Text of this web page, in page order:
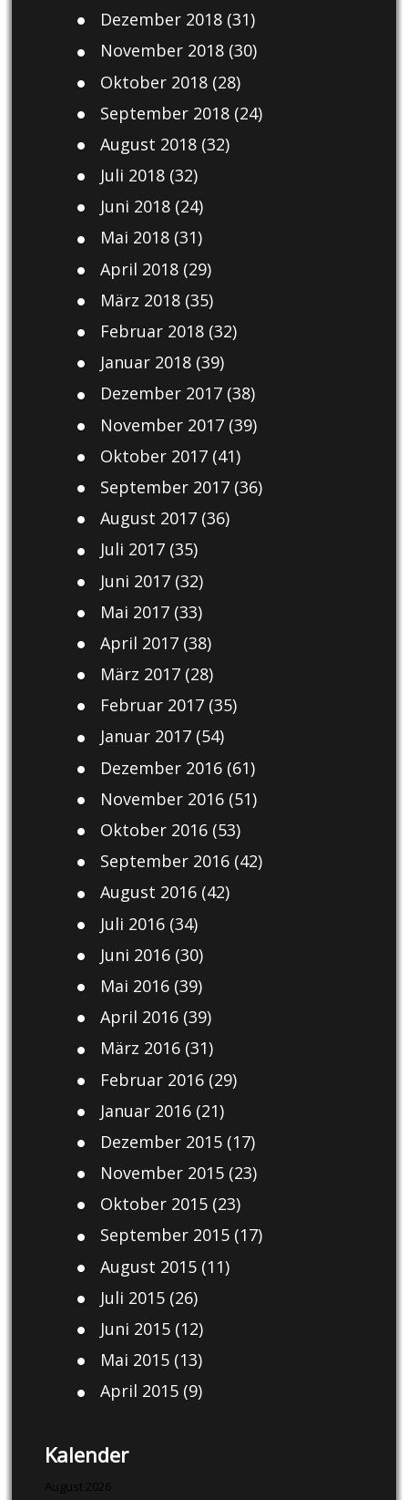
Dezember 2018(31)
November 2018(30)
Oktober 2018(28)
September 2018(24)
August 2018(32)
Juli 2018(32)
Juni 2018(24)
Mai 2018(31)
April 2018(29)
März 2018(35)
Februar 2018(32)
Januar 2018(39)
Dezember 2017(38)
November 2017(39)
Oktober 2017(41)
September 2017(36)
August 2017(36)
Juli 2017(35)
Juni 2017(32)
Mai 2017(33)
April 2017(38)
März 2017(28)
Februar 2017(35)
Januar 2017(54)
Dezember 2016(61)
November 2016(51)
Oktober 2016(53)
September 2016(42)
August 2016(42)
Juli 2016(34)
Juni 2016(30)
Mai 2016(39)
April 2016(39)
März 2016(31)
Februar 2016(29)
Januar 2016(21)
Dezember 2015(17)
November 2015(23)
Oktober 2015(23)
September 2015(17)
August 2015(11)
Juli 2015(26)
Juni 2015(12)
Mai 2015(13)
April 2015(9)
Kalender
August 2026